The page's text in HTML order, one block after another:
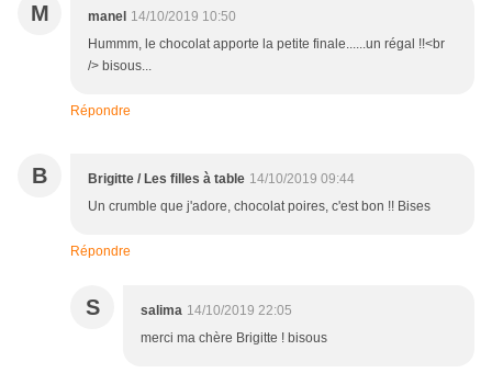
M manel 14/10/2019 10:50
Hummm, le chocolat apporte la petite finale......un régal !!<br
/> bisous...
Répondre
B Brigitte / Les filles à table 14/10/2019 09:44
Un crumble que j'adore, chocolat poires, c'est bon !! Bises
Répondre
S salima 14/10/2019 22:05
merci ma chère Brigitte ! bisous